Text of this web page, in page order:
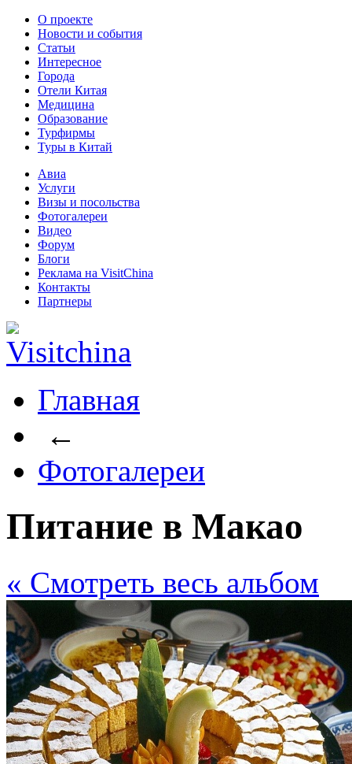
О проекте
Новости и события
Статьи
Интересное
Города
Отели Китая
Медицина
Образование
Турфирмы
Туры в Китай
Авиа
Услуги
Визы и посольства
Фотогалереи
Видео
Форум
Блоги
Реклама на VisitChina
Контакты
Партнеры
Главная
←
Фотогалереи
Питание в Макао
« Cмотреть весь альбом